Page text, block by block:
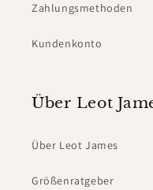
Zahlungsmethoden
Kundenkonto
Über Leot
Über Leot James
Größenratgeber